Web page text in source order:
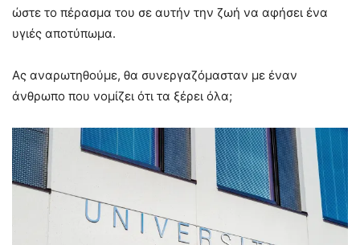
ώστε το πέρασμα του σε αυτήν την ζωή να αφήσει ένα
υγιές αποτύπωμα.
Ας αναρωτηθούμε, θα συνεργαζόμασταν με έναν
άνθρωπο που νομίζει ότι τα ξέρει όλα;